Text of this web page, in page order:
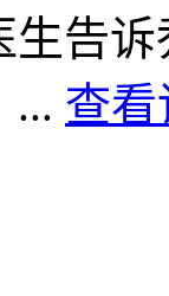
生告
... 查看